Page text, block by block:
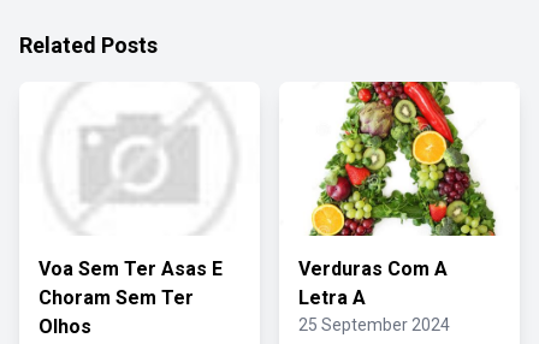
Related Posts
Voa Sem Ter Asas E
Choram Sem Ter
Olhos
Verduras Com A
Letra A
25 September 2024